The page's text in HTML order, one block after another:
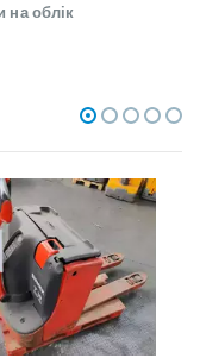
на облік